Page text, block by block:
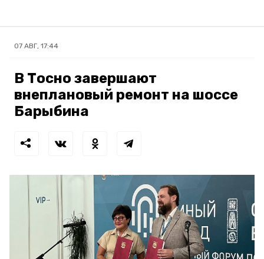
07 АВГ, 17:44
В Тосно завершают
внеплановый ремонт на шоссе
Барыбина